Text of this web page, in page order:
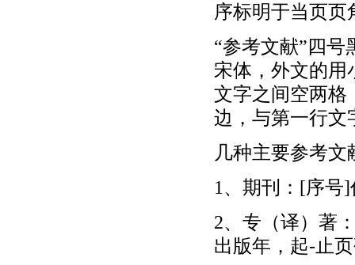
序标明于当页页
“参考文献”四
宋体，外文的用
文字之间空两格
边，与第一行文
几种主要参考
1、期刊：[序号
2、专（译）著
出版年，起-止